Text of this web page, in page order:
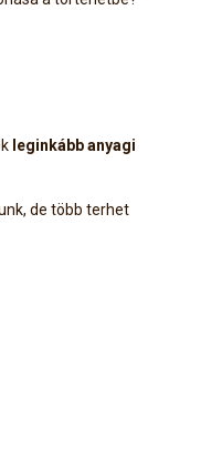
leginkább anyagi
de több terhet